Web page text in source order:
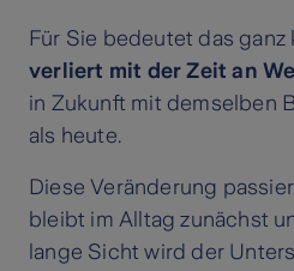
Für Sie bedeutet das ganz
verliert mit der Zeit an
in Zukunft mit demselben
als heute.
Diese Veränderung
bleibt im Alltag zunächst
lange Sicht wird der